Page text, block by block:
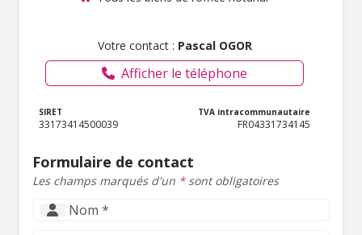
Votre contact : Pascal OGOR
Afficher le téléphone
SIRET
33173414500039
TVA intracommunautaire
FR04331734145
Formulaire de contact
Les champs marqués d'un *sont obligatoires